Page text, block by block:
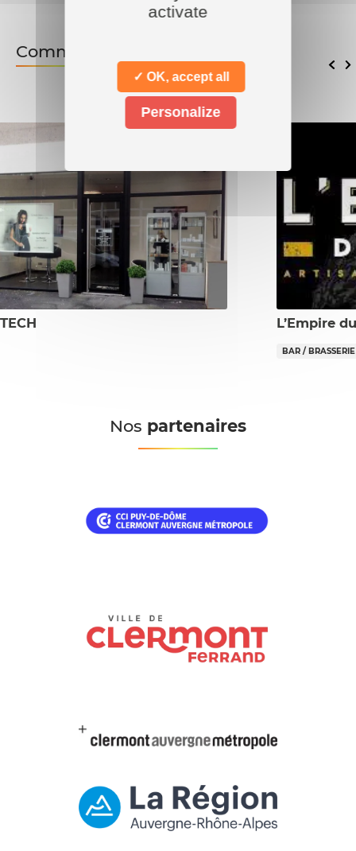
activate
✓ OK, accept all
Personalize
Commerces associés
L’Empire
BAR / BRASSERIE
Nos partenaires